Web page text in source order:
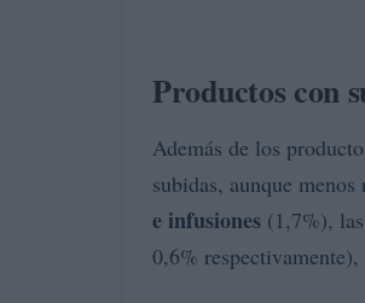
Productos con
Además de los
subidas, aunque
e infusiones (1,7%), las
0,6% respectivamente),